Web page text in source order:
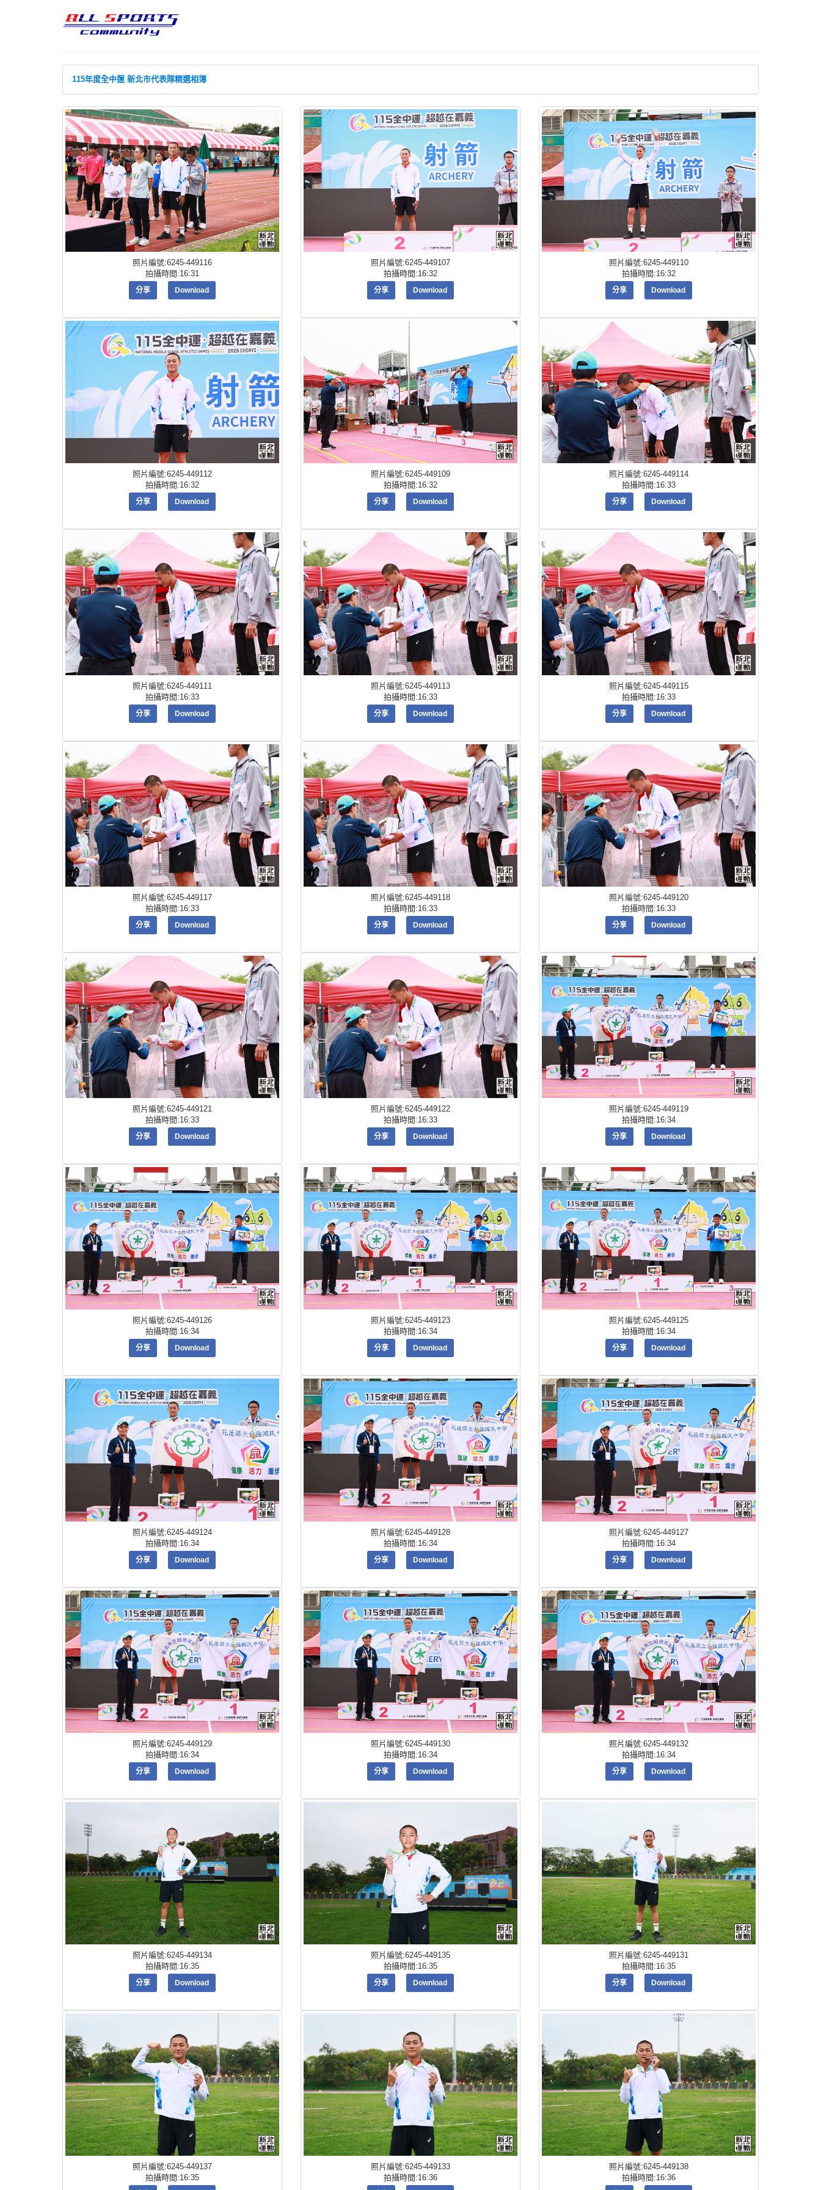
115年度全中運 新北市代表隊精選相簿
照片編號:6245-449116
拍攝時間:16:31
分享 Download
照片編號:6245-449107
拍攝時間:16:32
分享 Download
照片編號:6245-449110
拍攝時間:16:32
分享 Download
照片編號:6245-449112
拍攝時間:16:32
分享 Download
照片編號:6245-449109
拍攝時間:16:32
分享 Download
照片編號:6245-449114
拍攝時間:16:33
分享 Download
照片編號:6245-449111
拍攝時間:16:33
分享 Download
照片編號:6245-449113
拍攝時間:16:33
分享 Download
照片編號:6245-449115
拍攝時間:16:33
分享 Download
照片編號:6245-449117
拍攝時間:16:33
分享 Download
照片編號:6245-449118
拍攝時間:16:33
分享 Download
照片編號:6245-449120
拍攝時間:16:33
分享 Download
照片編號:6245-449121
拍攝時間:16:33
分享 Download
照片編號:6245-449122
拍攝時間:16:33
分享 Download
照片編號:6245-449119
拍攝時間:16:34
分享 Download
照片編號:6245-449126
拍攝時間:16:34
分享 Download
照片編號:6245-449123
拍攝時間:16:34
分享 Download
照片編號:6245-449125
拍攝時間:16:34
分享 Download
照片編號:6245-449124
拍攝時間:16:34
分享 Download
照片編號:6245-449128
拍攝時間:16:34
分享 Download
照片編號:6245-449127
拍攝時間:16:34
分享 Download
照片編號:6245-449129
拍攝時間:16:34
分享 Download
照片編號:6245-449130
拍攝時間:16:34
分享 Download
照片編號:6245-449132
拍攝時間:16:34
分享 Download
照片編號:6245-449134
拍攝時間:16:35
分享 Download
照片編號:6245-449135
拍攝時間:16:35
分享 Download
照片編號:6245-449131
拍攝時間:16:35
分享 Download
照片編號:6245-449137
拍攝時間:16:35
照片編號:6245-449133
拍攝時間:16:36
照片編號:6245-449138
拍攝時間:16:36